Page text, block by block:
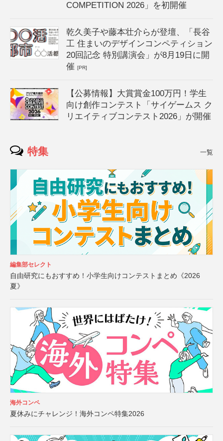
COMPETITION 2026」を初開催
乾久美子や藤本壮介らが登壇、「長谷
工 住まいのデザインコンペティション
20回記念 特別講演会」が8月19日に開
催[PR]
【公募情報】大賞賞金100万円！学生
向け創作コンテスト「サイゲームス ク
リエイティブコンテスト2026」が開催
特集 一覧
編集部セレクト
自由研究にもおすすめ！小学生向けコンテストまとめ《2026
夏》
海外コンペ
夏休みにチャレンジ！海外コンペ特集2026